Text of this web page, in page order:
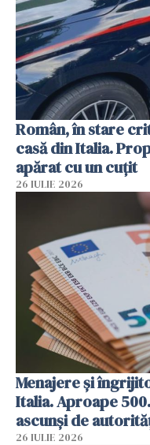
Român, în stare
casă din Italia.
apărat cu un cuțit
26 IULIE 2026
Menajere și
Italia. Aproape
ascunși de
26 IULIE 2026